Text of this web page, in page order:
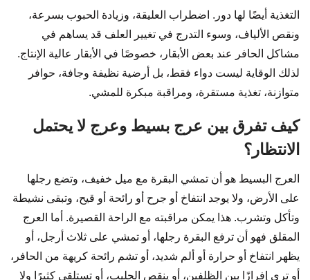
التغذية أيضًا لها دور. اضطراب العليقة، وزيادة الحبوب بسرعة،
ونقص الألياف، وسوء التدرج في تغيير العلف قد يساهم في
مشاكل الحافر عند بعض الأبقار، خصوصًا في الأبقار عالية الإنتاج.
لذلك الوقاية ليست دواء فقط، بل أرضية نظيفة وجافة، حوافر
متوازنة، تغذية مستقرة، ومراقبة مبكرة للمشي.
كيف تفرق بين عرج بسيط وعرج لا يحتمل
الانتظار؟
العرج البسيط هو أن تمشي البقرة مع ميل خفيف، وتضع رجلها
على الأرض، ولا يوجد انتفاخ أو جرح أو رائحة أو قيح، وتبقى نشيطة
وتأكل وتشرب. هذا يمكن مراقبته مع الراحة القصيرة. أما العرج
المقلق فهو أن ترفع البقرة رجلها، أو تمشي على ثلاث أرجل، أو
يظهر انتفاخ أو حرارة أو ألم شديد، أو تشم رائحة كريهة من الحافر،
أو ترى إفرازًا بين الظلفين، أو ينقص الحليب، أو تستلقي كثيرًا ولا